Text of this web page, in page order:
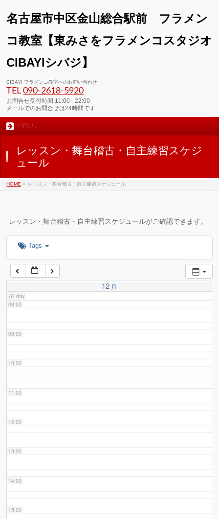
名古屋市中区金山総合駅前 フラメン
コ教室【東みさをフラメンコスタジオ
CIBAYIシバジ】
CIBAYI フラメンコ教室へのお問い合わせ
TEL090-2618‐5920
お問合せ受付時間 11:00 - 22:00
メールでのお問合せは24時間です
MENU
レッスン・舞台稽古・自主練習スケジ
ュール
HOME » レッスン・舞台稽古・自主練習スケジュール
レッスン・舞台稽古・自主練習スケジュールがご確認できます。
Tags
12 月
All-day
01:00
02:00
03:00
04:00
06:00
07:00
08:00
09:00
10:00
11:00
12:00
13:00
14:00
15:00